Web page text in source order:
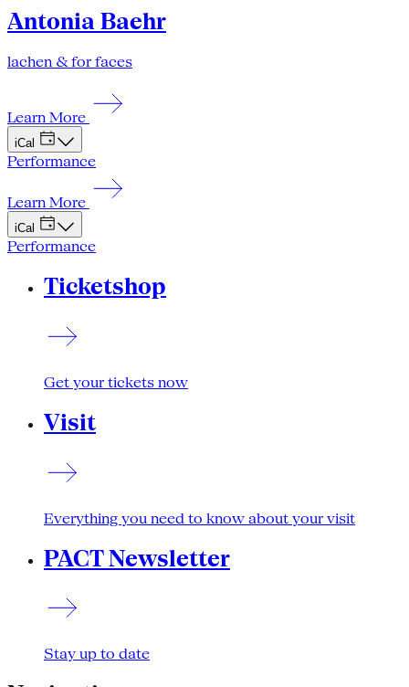
Antonia Baehr
lachen & for faces
Learn More
iCal
Performance
Learn More
iCal
Performance
Ticketshop
Get your tickets now
Visit
Everything you need to know about your visit
PACT Newsletter
Stay up to date